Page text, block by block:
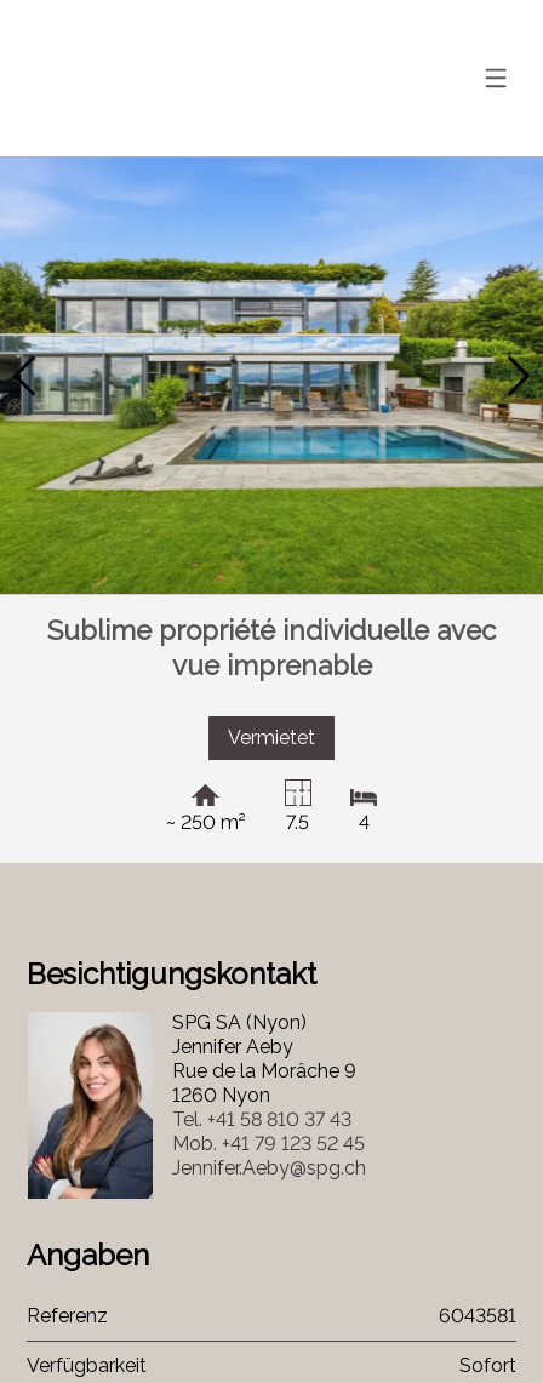
Sublime propriété individuelle avec
vue imprenable
Vermietet
~ 250 m² 7.5 4
Besichtigungskontakt
SPG SA (Nyon)
Jennifer Aeby
Rue de la Morâche 9
1260 Nyon
Tel. +41 58 810 37 43
Mob. +41 79 123 52 45
Jennifer.Aeby@spg.ch
Angaben
Referenz 6043581
Verfügbarkeit Sofort